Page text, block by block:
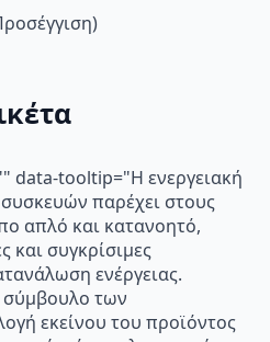
data-tooltip="Η ενεργειακή
παρέχει στους
απλό και κατανοητό,
και συγκρίσιμες
ενέργειας.
σύμβουλο των
εκείνου του προϊόντος